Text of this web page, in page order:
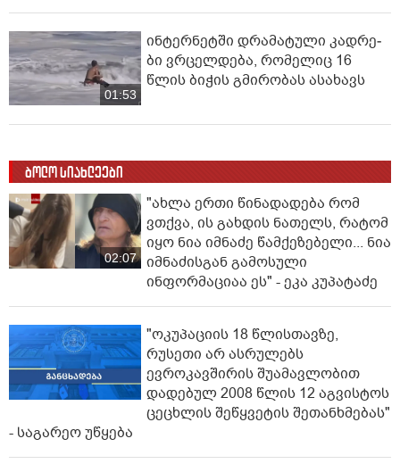
01:53
ინ­ტერ­ნეტ­ში დრა­მა­ტუ­ლი კად­რე­
ბი ვრცელდება, რომელიც 16
წლის ბიჭის გმირობას ასახავს
ბოლო სიახლეები
02:07
"ახლა ერთი წინადადება რომ
ვთქვა, ის გახდის ნათელს, რატომ
იყო ნია იმნაძე წამქეზებელი... ნია
იმნაძისგან გამოსული
ინფორმაციაა ეს" - ეკა კუპატაძე
"ოკუპაციის 18 წლისთავზე,
რუსეთი არ ასრულებს
ევროკავშირის შუამავლობით
დადებულ 2008 წლის 12 აგვისტოს
ცეცხლის შეწყვეტის შეთანხმებას"
- საგარეო უწყება